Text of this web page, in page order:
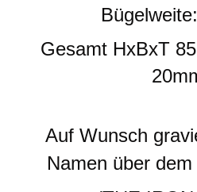
Gesamt HxBxT
Auf Wunsch
Namen über